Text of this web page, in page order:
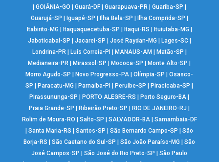
GOIÂNIA-GO Guará-DF| Guarapuava-PR| Guariba-SP
Guarujá-SP
Iguapé-SP Ilha Bela-SP Ilha Comprida-SP
Itabirito-MG
Itaquaquecetuba-SP Itaqui-RS Ituiutaba-MG
Jaboticabal-SP
Jacareí-SP José Raydan-MG Lages-SC|
Londrina-PR| Luís Correia-PI MANAUS-AM Matão-SP
Medianeira-PR
Mirassol-SP Mococa-SP Monte Alto-SP
Morro Agudo-SP
Novo Progresso-PA |Olímpia-SP |Osasco-
SP
Paracatu-MG Parnaíba-PI Peruíbe-SP Piracicaba-SP
Pirassununga-SP
PORTO ALEGRE-RS Porto Seguro-BA
Praia Grande-SP
Ribeirão Preto-SP RIO DE JANEIRO-RJ
Rolim de Moura-RO
Salto-SP SALVADOR-BA| Samambaia-DF
|Santa Maria-RS |Santos-SP |São Bernardo Campo-SP |São
Borja-RS
|São Caetano do Sul-SP |São João Paraíso-MG |São
José Campos-SP
|São José do Rio Preto-SP |São Paulo